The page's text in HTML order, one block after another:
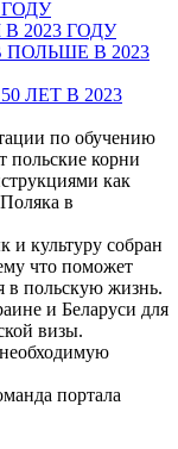
2023 ГОДУ
В 2023
ЛЕТ В 2023
по обучению
польские корни
как
в
и культуру собран
что поможет
в польскую жизнь.
и Беларуси для
визы.
портала